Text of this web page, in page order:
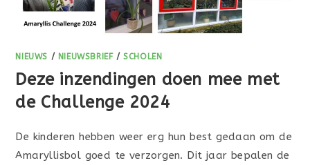
NIEUWS / NIEUWSBRIEF/SCHOLEN
Deze inzendingen doen mee met
de Challenge 2024
De kinderen hebben weer erg hun best gedaan om de
Amaryllisbol goed te verzorgen. Dit jaar bepalen de